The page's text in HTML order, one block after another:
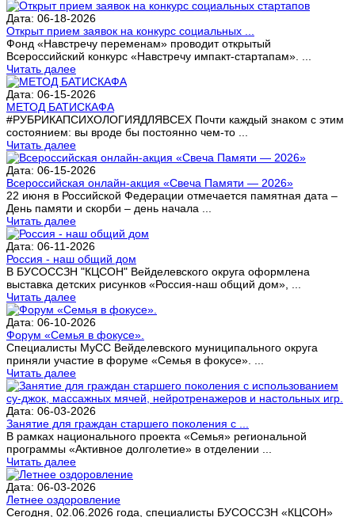
Дата: 06-18-2026
Открыт прием заявок на конкурс социальных ...
Фонд «Навстречу переменам» проводит открытый
Всероссийский конкурс «Навстречу импакт-стартапам». ...
Читать далее
Дата: 06-15-2026
МЕТОД БАТИСКАФА
#РУБРИКАПСИХОЛОГИЯДЛЯВСЕХ Почти каждый знаком с этим
состоянием: вы вроде бы постоянно чем-то ...
Читать далее
Дата: 06-15-2026
Всероссийская онлайн-акция «Свеча Памяти — 2026»
22 июня в Российской Федерации отмечается памятная дата –
День памяти и скорби – день начала ...
Читать далее
Дата: 06-11-2026
Россия - наш общий дом
В БУСОССЗН "КЦСОН" Вейделевского округа оформлена
выставка детских рисунков «Россия-наш общий дом», ...
Читать далее
Дата: 06-10-2026
Форум «Семья в фокусе».
Специалисты МуСС Вейделевского муниципального округа
приняли участие в форуме «Семья в фокусе». ...
Читать далее
Дата: 06-03-2026
Занятие для граждан старшего поколения с ...
В рамках национального проекта «Семья» региональной
программы «Активное долголетие» в отделении ...
Читать далее
Дата: 06-03-2026
Летнее оздоровление
Сегодня, 02.06.2026 года, специалисты БУСОССЗН «КЦСОН»